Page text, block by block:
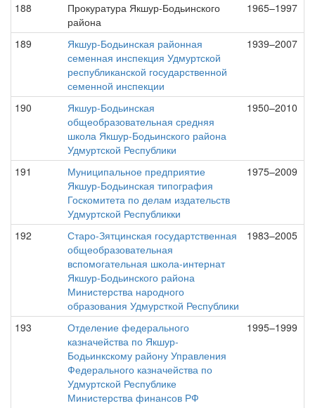
188
Прокуратура Якшур-Бодьинского
района
1965–1997
189
Якшур-Бодьинская районная
семенная инспекция Удмуртской
республиканской государственной
семенной инспекции
1939–2007
190
Якшур-Бодьинская
общеобразовательная средняя
школа Якшур-Бодьинского района
Удмуртской Республики
1950–2010
191
Муниципальное предприятие
Якшур-Бодьинская типография
Госкомитета по делам издательств
Удмуртской Республикки
1975–2009
192
Старо-Зятцинская государтственная
общеобразовательная
вспомогательная школа-интернат
Якшур-Бодьинского района
Министерства народного
образования Удмурсткой Республики
1983–2005
193
Отделение федерального
казначейства по Якшур-
Бодьинкскому району Управления
Федерального казначейства по
Удмуртской Республике
Министерства финансов РФ
1995–1999